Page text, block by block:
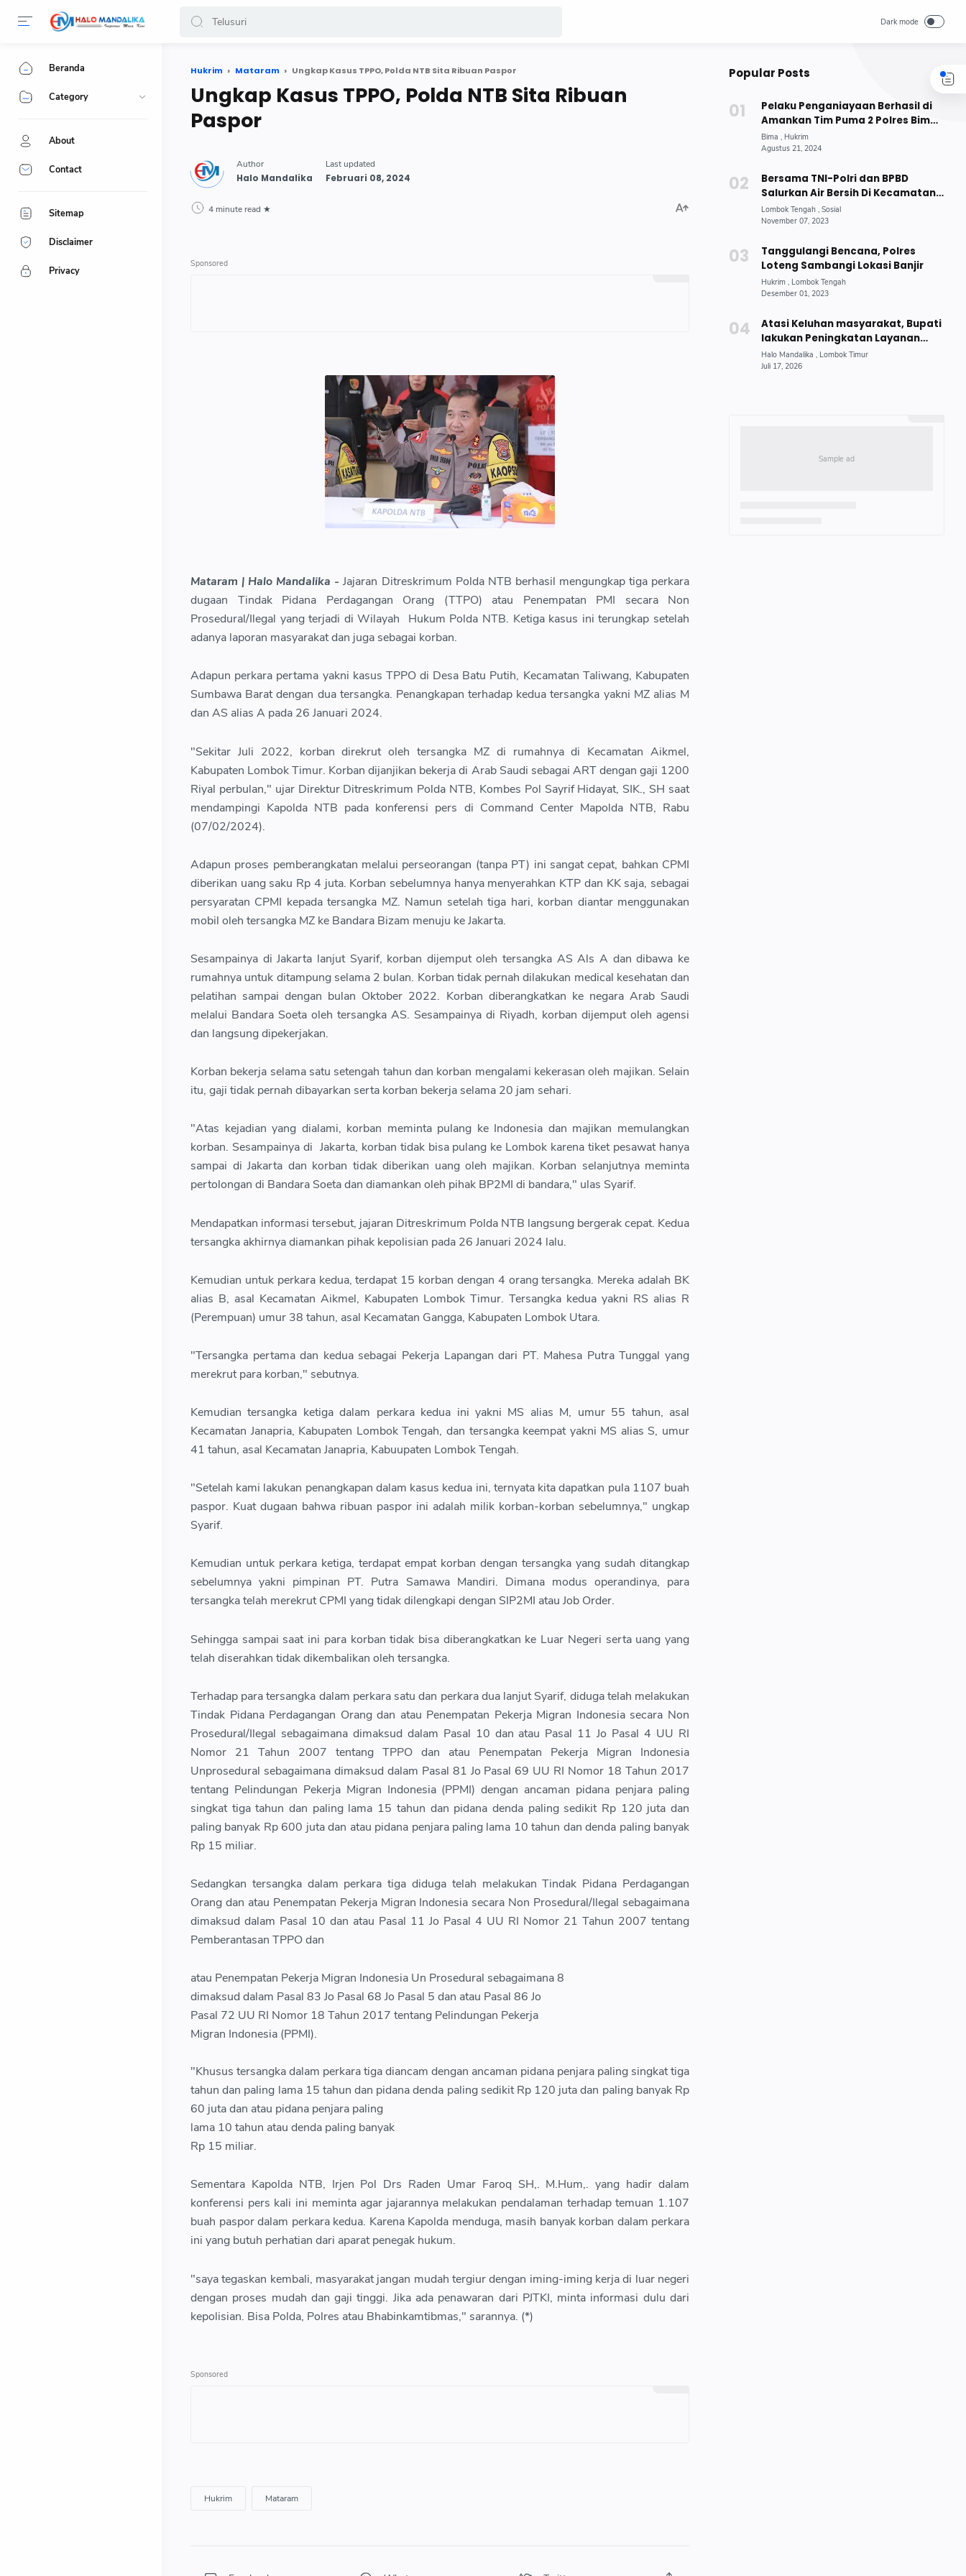
Hukrim Mataram Ungkap Kasus TPPO, Polda NTB Sita Ribuan Paspor
Ungkap Kasus TPPO, Polda NTB Sita Ribuan
Paspor
4 minute read
Mataram | Halo Mandalika -Jajaran Ditreskrimum Polda NTB berhasil mengungkap tiga perkara
dugaan Tindak Pidana Perdagangan Orang (TTPO) atau Penempatan PMI secara Non
Prosedural/Ilegal yang terjadi di Wilayah Hukum Polda NTB. Ketiga kasus ini terungkap setelah
adanya laporan masyarakat dan juga sebagai korban.
Adapun perkara pertama yakni kasus TPPO di Desa Batu Putih, Kecamatan Taliwang, Kabupaten
Sumbawa Barat dengan dua tersangka. Penangkapan terhadap kedua tersangka yakni MZ alias M
dan AS alias A pada 26 Januari 2024.
"Sekitar Juli 2022, korban direkrut oleh tersangka MZ di rumahnya di Kecamatan Aikmel,
Kabupaten Lombok Timur. Korban dijanjikan bekerja di Arab Saudi sebagai ART dengan gaji 1200
Riyal perbulan," ujar Direktur Ditreskrimum Polda NTB, Kombes Pol Sayrif Hidayat, SIK., SH saat
mendampingi Kapolda NTB pada konferensi pers di Command Center Mapolda NTB, Rabu
(07/02/2024).
Adapun proses pemberangkatan melalui perseorangan (tanpa PT) ini sangat cepat, bahkan CPMI
diberikan uang saku Rp 4 juta. Korban sebelumnya hanya menyerahkan KTP dan KK saja, sebagai
persyaratan CPMI kepada tersangka MZ. Namun setelah tiga hari, korban diantar menggunakan
mobil oleh tersangka MZ ke Bandara Bizam menuju ke Jakarta.
Sesampainya di Jakarta lanjut Syarif, korban dijemput oleh tersangka AS Als A dan dibawa ke
rumahnya untuk ditampung selama 2 bulan. Korban tidak pernah dilakukan medical kesehatan dan
pelatihan sampai dengan bulan Oktober 2022. Korban diberangkatkan ke negara Arab Saudi
melalui Bandara Soeta oleh tersangka AS. Sesampainya di Riyadh, korban dijemput oleh agensi
dan langsung dipekerjakan.
Korban bekerja selama satu setengah tahun dan korban mengalami kekerasan oleh majikan. Selain
itu, gaji tidak pernah dibayarkan serta korban bekerja selama 20 jam sehari.
"Atas kejadian yang dialami, korban meminta pulang ke Indonesia dan majikan memulangkan
korban. Sesampainya di Jakarta, korban tidak bisa pulang ke Lombok karena tiket pesawat hanya
sampai di Jakarta dan korban tidak diberikan uang oleh majikan. Korban selanjutnya meminta
pertolongan di Bandara Soeta dan diamankan oleh pihak BP2MI di bandara," ulas Syarif.
Mendapatkan informasi tersebut, jajaran Ditreskrimum Polda NTB langsung bergerak cepat. Kedua
tersangka akhirnya diamankan pihak kepolisian pada 26 Januari 2024 lalu.
Kemudian untuk perkara kedua, terdapat 15 korban dengan 4 orang tersangka. Mereka adalah BK
alias B, asal Kecamatan Aikmel, Kabupaten Lombok Timur. Tersangka kedua yakni RS alias R
(Perempuan) umur 38 tahun, asal Kecamatan Gangga, Kabupaten Lombok Utara.
"Tersangka pertama dan kedua sebagai Pekerja Lapangan dari PT. Mahesa Putra Tunggal yang
merekrut para korban," sebutnya.
Kemudian tersangka ketiga dalam perkara kedua ini yakni MS alias M, umur 55 tahun, asal
Kecamatan Janapria, Kabupaten Lombok Tengah, dan tersangka keempat yakni MS alias S, umur
41 tahun, asal Kecamatan Janapria, Kabuupaten Lombok Tengah.
"Setelah kami lakukan penangkapan dalam kasus kedua ini, ternyata kita dapatkan pula 1107 buah
paspor. Kuat dugaan bahwa ribuan paspor ini adalah milik korban-korban sebelumnya," ungkap
Syarif.
Kemudian untuk perkara ketiga, terdapat empat korban dengan tersangka yang sudah ditangkap
sebelumnya yakni pimpinan PT. Putra Samawa Mandiri. Dimana modus operandinya, para
tersangka telah merekrut CPMI yang tidak dilengkapi dengan SIP2MI atau Job Order.
Sehingga sampai saat ini para korban tidak bisa diberangkatkan ke Luar Negeri serta uang yang
telah diserahkan tidak dikembalikan oleh tersangka.
Terhadap para tersangka dalam perkara satu dan perkara dua lanjut Syarif, diduga telah melakukan
Tindak Pidana Perdagangan Orang dan atau Penempatan Pekerja Migran Indonesia secara Non
Prosedural/Ilegal sebagaimana dimaksud dalam Pasal 10 dan atau Pasal 11 Jo Pasal 4 UU RI
Nomor 21 Tahun 2007 tentang TPPO dan atau Penempatan Pekerja Migran Indonesia
Unprosedural sebagaimana dimaksud dalam Pasal 81 Jo Pasal 69 UU RI Nomor 18 Tahun 2017
tentang Pelindungan Pekerja Migran Indonesia (PPMI) dengan ancaman pidana penjara paling
singkat tiga tahun dan paling lama 15 tahun dan pidana denda paling sedikit Rp 120 juta dan
paling banyak Rp 600 juta dan atau pidana penjara paling lama 10 tahun dan denda paling banyak
Rp 15 miliar.
Sedangkan tersangka dalam perkara tiga diduga telah melakukan Tindak Pidana Perdagangan
Orang dan atau Penempatan Pekerja Migran Indonesia secara Non Prosedural/Ilegal sebagaimana
dimaksud dalam Pasal 10 dan atau Pasal 11 Jo Pasal 4 UU RI Nomor 21 Tahun 2007 tentang
Pemberantasan TPPO dan
atau Penempatan Pekerja Migran Indonesia Un Prosedural sebagaimana 8
dimaksud dalam Pasal 83 Jo Pasal 68 Jo Pasal 5 dan atau Pasal 86 Jo
Pasal 72 UU RI Nomor 18 Tahun 2017 tentang Pelindungan Pekerja
Migran Indonesia (PPMI).
"Khusus tersangka dalam perkara tiga diancam dengan ancaman pidana penjara paling singkat tiga
tahun dan paling lama 15 tahun dan pidana denda paling sedikit Rp 120 juta dan paling banyak Rp
60 juta dan atau pidana penjara paling
lama 10 tahun atau denda paling banyak
Rp 15 miliar.
Sementara Kapolda NTB, Irjen Pol Drs Raden Umar Faroq SH,. M.Hum,. yang hadir dalam
konferensi pers kali ini meminta agar jajarannya melakukan pendalaman terhadap temuan 1.107
buah paspor dalam perkara kedua. Karena Kapolda menduga, masih banyak korban dalam perkara
ini yang butuh perhatian dari aparat penegak hukum.
"saya tegaskan kembali, masyarakat jangan mudah tergiur dengan iming-iming kerja di luar negeri
dengan proses mudah dan gaji tinggi. Jika ada penawaran dari PJTKI, minta informasi dulu dari
kepolisian. Bisa Polda, Polres atau Bhabinkamtibmas," sarannya. (*)
Popular Posts
Pelaku Penganiayaan Berhasil di
Amankan Tim Puma 2 Polres Bima
Kota
Bersama TNI-Polri dan BPBD
Salurkan Air Bersih Di Kecamatan
Jonggat
Tanggulangi Bencana, Polres
Loteng Sambangi Lokasi Banjir
Atasi Keluhan masyarakat, Bupati
lakukan Peningkatan Layanan
Penerangan Jalan Umum
Beranda
Category
About
Contact
Sitemap
Disclaimer
Privacy